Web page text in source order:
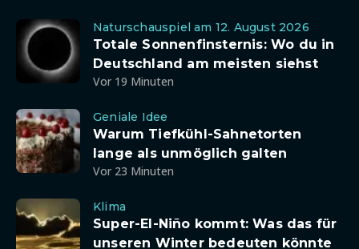
Naturschauspiel am 12. August 2026
Totale Sonnenfinsternis: Wo du in
Deutschland am meisten siehst
Vor 19 Minuten
Geniale Idee
Warum Tiefkühl-Sahnetorten
lange als unmöglich galten
Vor 23 Minuten
Klima
Super-El-Niño kommt: Was das für
unseren Winter bedeuten könnte